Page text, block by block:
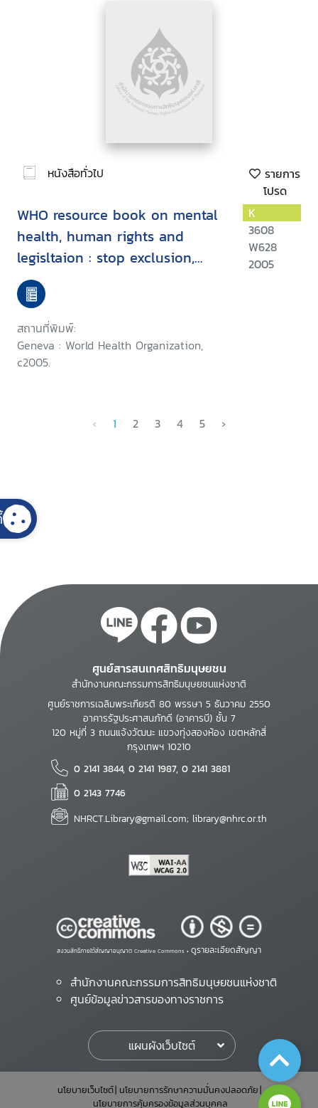
หนังสือทั่วไป
รายการ
โปรด
WHO resource book on mental
health, human rights and
legisltaion : stop exclusion,
dare to care
สถานที่พิมพ์:
Geneva : World Health Organization,
c2005.
K
3608
W628
2005
‹ 1 2 3 4 5 ›
ศูนย์สารสนเทศสิทธิมนุษยชน
สำนักงานคณะกรรมการสิทธิมนุษยชนแห่งชาติ
ศูนย์ราชการเฉลิมพระเกียรติ 80 พรรษา 5 ธันวาคม 2550
อาคารรัฐประศาสนภักดี (อาคารบี) ชั้น 7
120 หมู่ที่ 3 ถนนแจ้งวัฒนะ แขวงทุ่งสองห้อง เขตหลักสี่
กรุงเทพฯ 10210
0 2141 3844, 0 2141 1987, 0 2141 3881
0 2143 7746
NHRCT.Library@gmail.com; library@nhrc.or.th
สงวนสิทธิ์ภายใต้สัญญาอนุญาต Creative Commons • ดูรายละเอียดสัญญา
สำนักงานคณะกรรมการสิทธิมนุษยชนแห่งชาติ
ศูนย์ข้อมูลข่าวสารของทางราชการ
แผนผังเว็บไซต์
นโยบายเว็บไซต์ นโยบายการรักษาความมั่นคงปลอดภัย
นโยบายการคุ้มครองข้อมูลส่วนบุคคล